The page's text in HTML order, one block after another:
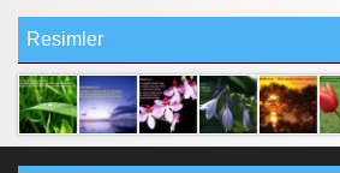
Resimler